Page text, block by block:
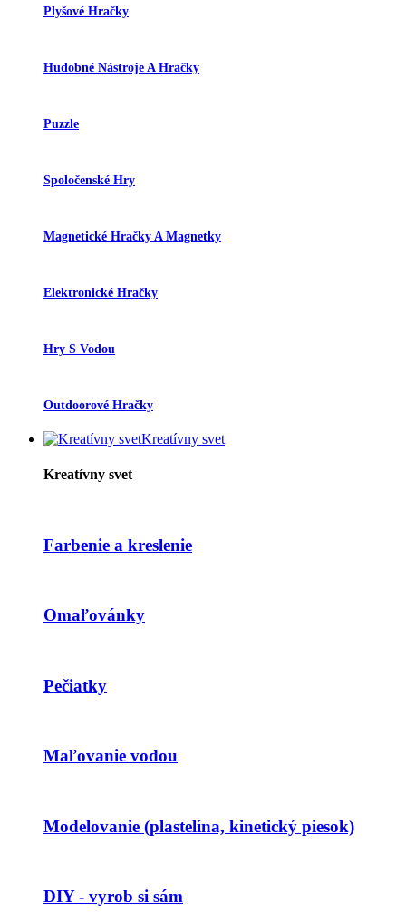
Plyšové Hračky
Hudobné Nástroje A Hračky
Puzzle
Spoločenské Hry
Magnetické Hračky A Magnetky
Elektronické Hračky
Hry S Vodou
Outdoorové Hračky
Kreatívny svet
Kreatívny svet
Farbenie a kreslenie
Omaľovánky
Pečiatky
Maľovanie vodou
Modelovanie (plastelína, kinetický piesok)
DIY - vyrob si sám